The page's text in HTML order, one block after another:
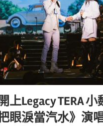
上Legacy TERA
眼淚當汽水》演